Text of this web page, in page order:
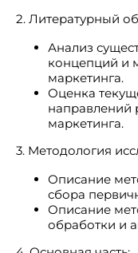
2. Литературный
Анализ
концепций и
маркетинга.
Оценка
направлений
маркетинга.
3. Методология
Описание
сбора
Описание
обработки и